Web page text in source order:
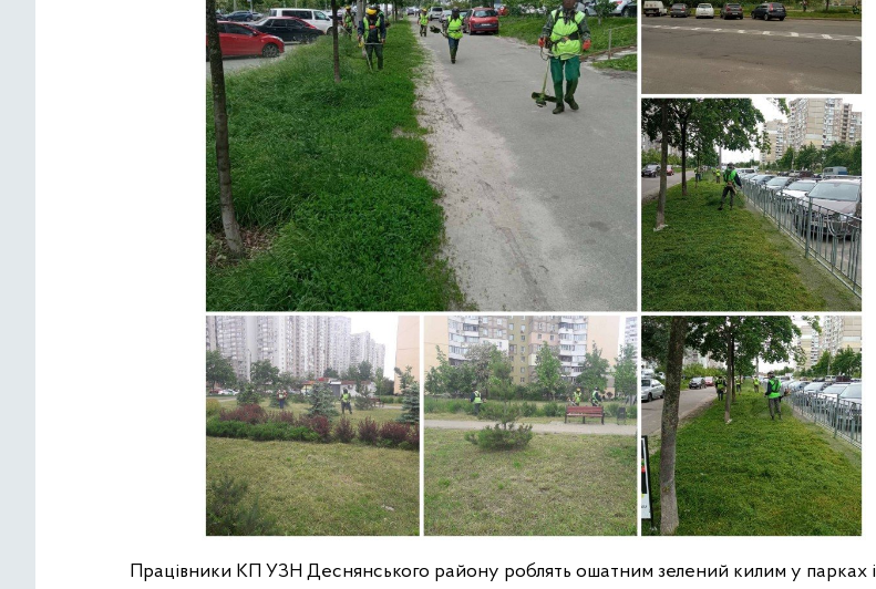
Працівники КП УЗН Деснянського району роблять ошатним зелений килим у парках і